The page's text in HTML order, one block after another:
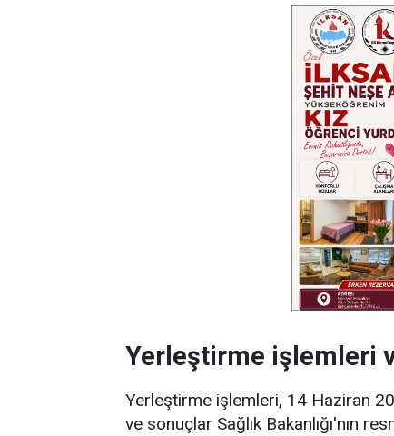
Yerleştirme işlemleri
Yerleştirme işlemleri, 14 Haziran
ve sonuçlar Sağlık Bakanlığı'nın